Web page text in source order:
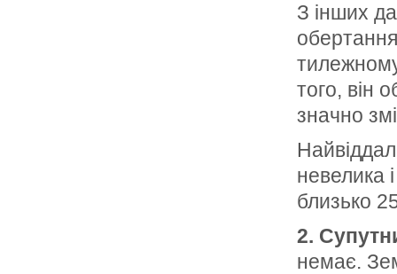
З інших
того, він
значно
невелика
близько
2.
немає.